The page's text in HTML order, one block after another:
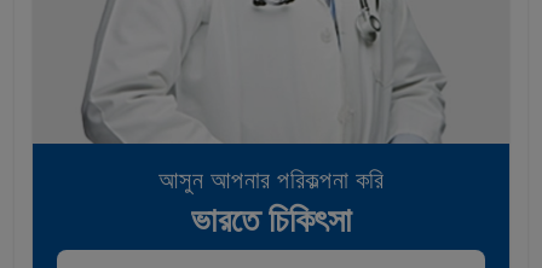
আসুন আপনার পরিকল্পনা করি
ভারতে চিকিৎসা